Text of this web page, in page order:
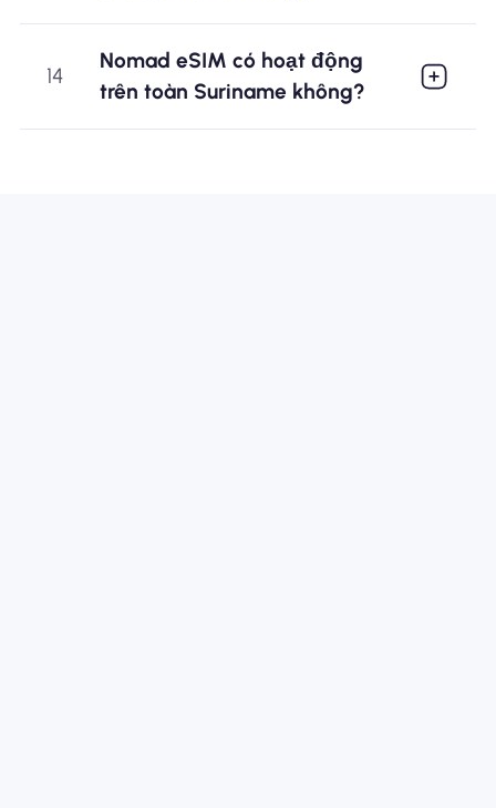
14
Nomad eSIM có hoạt động
trên toàn Suriname không?